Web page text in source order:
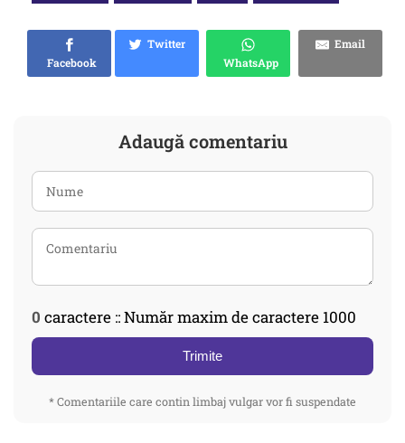
Facebook
Twitter
WhatsApp
Email
Adaugă comentariu
0 caractere :: Număr maxim de caractere 1000
Trimite
* Comentariile care contin limbaj vulgar vor fi suspendate